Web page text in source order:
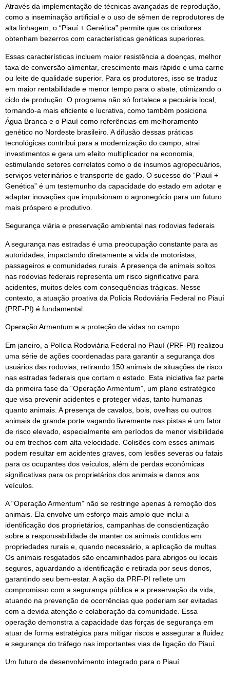
Através da implementação de técnicas avançadas de reprodução,
como a inseminação artificial e o uso de sêmen de reprodutores de
alta linhagem, o “Piauí + Genética” permite que os criadores
obtenham bezerros com características genéticas superiores.
Essas características incluem maior resistência a doenças, melhor
taxa de conversão alimentar, crescimento mais rápido e uma carne
ou leite de qualidade superior. Para os produtores, isso se traduz
em maior rentabilidade e menor tempo para o abate, otimizando o
ciclo de produção. O programa não só fortalece a pecuária local,
tornando-a mais eficiente e lucrativa, como também posiciona
Água Branca e o Piauí como referências em melhoramento
genético no Nordeste brasileiro. A difusão dessas práticas
tecnológicas contribui para a modernização do campo, atrai
investimentos e gera um efeito multiplicador na economia,
estimulando setores correlatos como o de insumos agropecuários,
serviços veterinários e transporte de gado. O sucesso do “Piauí +
Genética” é um testemunho da capacidade do estado em adotar e
adaptar inovações que impulsionam o agronegócio para um futuro
mais próspero e produtivo.
Segurança viária e preservação ambiental nas rodovias federais
A segurança nas estradas é uma preocupação constante para as
autoridades, impactando diretamente a vida de motoristas,
passageiros e comunidades rurais. A presença de animais soltos
nas rodovias federais representa um risco significativo para
acidentes, muitos deles com consequências trágicas. Nesse
contexto, a atuação proativa da Polícia Rodoviária Federal no Piauí
(PRF-PI) é fundamental.
Operação Armentum e a proteção de vidas no campo
Em janeiro, a Polícia Rodoviária Federal no Piauí (PRF-PI) realizou
uma série de ações coordenadas para garantir a segurança dos
usuários das rodovias, retirando 150 animais de situações de risco
nas estradas federais que cortam o estado. Esta iniciativa faz parte
da primeira fase da “Operação Armentum”, um plano estratégico
que visa prevenir acidentes e proteger vidas, tanto humanas
quanto animais. A presença de cavalos, bois, ovelhas ou outros
animais de grande porte vagando livremente nas pistas é um fator
de risco elevado, especialmente em períodos de menor visibilidade
ou em trechos com alta velocidade. Colisões com esses animais
podem resultar em acidentes graves, com lesões severas ou fatais
para os ocupantes dos veículos, além de perdas econômicas
significativas para os proprietários dos animais e danos aos
veículos.
A “Operação Armentum” não se restringe apenas à remoção dos
animais. Ela envolve um esforço mais amplo que inclui a
identificação dos proprietários, campanhas de conscientização
sobre a responsabilidade de manter os animais contidos em
propriedades rurais e, quando necessário, a aplicação de multas.
Os animais resgatados são encaminhados para abrigos ou locais
seguros, aguardando a identificação e retirada por seus donos,
garantindo seu bem-estar. A ação da PRF-PI reflete um
compromisso com a segurança pública e a preservação da vida,
atuando na prevenção de ocorrências que poderiam ser evitadas
com a devida atenção e colaboração da comunidade. Essa
operação demonstra a capacidade das forças de segurança em
atuar de forma estratégica para mitigar riscos e assegurar a fluidez
e segurança do tráfego nas importantes vias de ligação do Piauí.
Um futuro de desenvolvimento integrado para o Piauí